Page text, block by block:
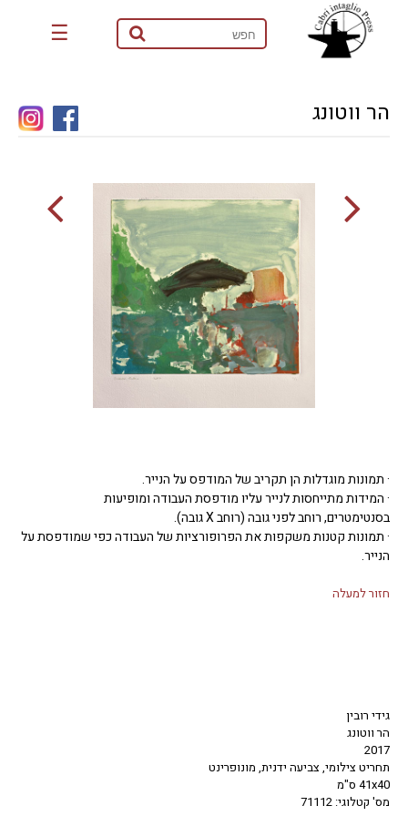
☰
הר ווטונג
· תמונות מוגדלות הן תקריב של המודפס על הנייר.
· המידות מתייחסות לנייר עליו מודפסת העבודה ומופיעות
בסנטימטרים, רוחב לפני גובה (רוחב X גובה).
· תמונות קטנות משקפות את הפרופורציות של העבודה כפי שמודפסת על
הנייר.
חזור למעלה
גידי רובין
הר ווטונג
2017
תחריט צילומי, צביעה ידנית, מונופרינט
41x40 ס"מ
מס' קטלוגי: 71112